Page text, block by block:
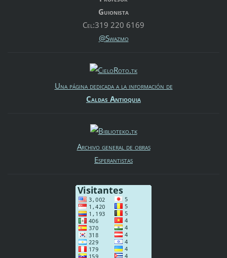
Guionista
Cel:319 220 6169
@Swazmo
Una página dedicada a la información de
Caldas Antioquia
Archivo general de obras
Esperantistas